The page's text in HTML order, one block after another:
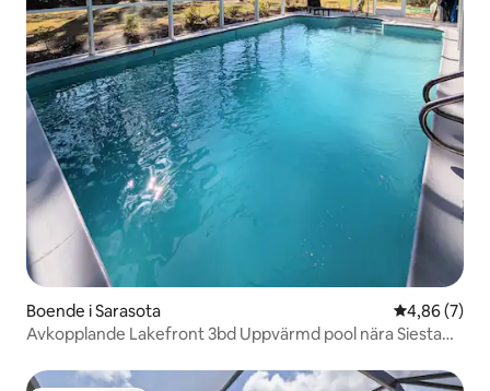
Boende i Sarasota 4,86 av 5 i
4,86 (7)
Avkopplande Lakefront 3bd Uppvärmd pool nära Siesta